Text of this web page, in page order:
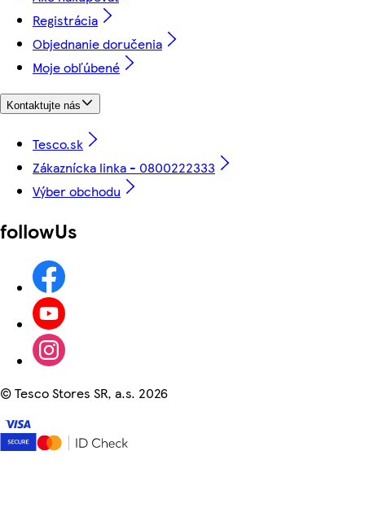
Registrácia
Objednanie doručenia
Moje obľúbené
Kontaktujte nás
Tesco.sk
Zákaznícka linka - 0800222333
Výber obchodu
followUs
©Tesco Stores SR, a.s. 2026